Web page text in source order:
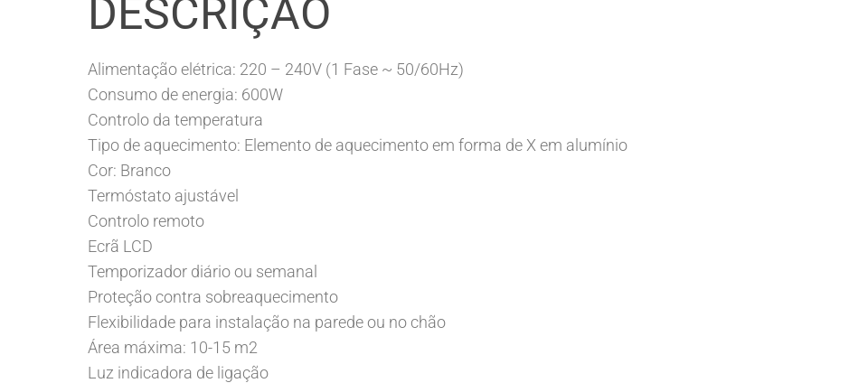
DESCRIÇÃO
Alimentação elétrica: 220 – 240V (1 Fase ~ 50/60Hz)
Consumo de energia: 600W
Controlo da temperatura
Tipo de aquecimento: Elemento de aquecimento em forma de X em alumínio
Cor: Branco
Termóstato ajustável
Controlo remoto
Ecrã LCD
Temporizador diário ou semanal
Proteção contra sobreaquecimento
Flexibilidade para instalação na parede ou no chão
Área máxima: 10-15 m2
Luz indicadora de ligação